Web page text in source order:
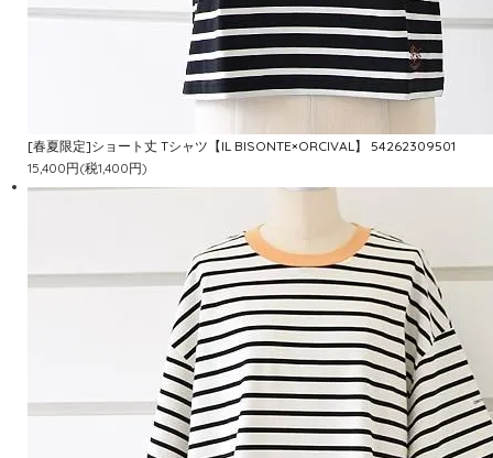
[春夏限定]ショート丈 Tシャツ【IL BISONTE×ORCIVAL】 54262309501
15,400円(税1,400円)